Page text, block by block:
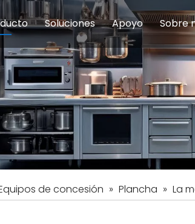
de cocina modulares Equipos de
Equipo de preparación de alimentosEquipo de
Soluciones
Escuelas y educación
Hoteles
Apoyo
Servicio
Sobre
de concesión » Plancha » La